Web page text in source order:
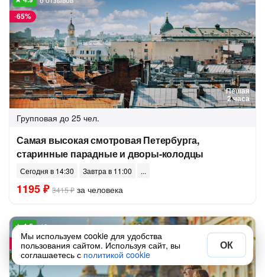
Пешая
2 часа
-65%
Групповая до 25 чел.
Самая высокая смотровая Петербурга,
старинные парадные и дворы-колодцы
Сегодня в 14:30 Завтра в 11:00
1195 ₽ 3415 ₽ за человека
15%
40 отзывов
Мы используем cookie для удобства
пользования сайтом. Используя сайт, вы
соглашаетесь с политикой cookie
ОК